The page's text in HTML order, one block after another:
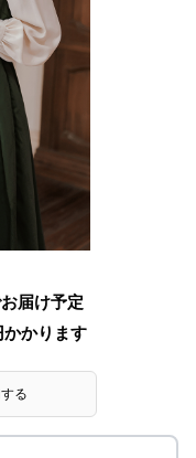
届け予定
かかります
る